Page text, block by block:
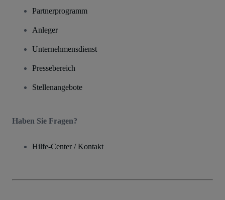
Partnerprogramm
Anleger
Unternehmensdienst
Pressebereich
Stellenangebote
Haben Sie Fragen?
Hilfe-Center / Kontakt